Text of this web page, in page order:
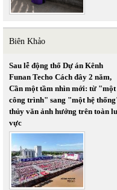
Biên Khảo
Sau lễ động thổ Dự án Kênh
Funan Techo Cách đây 2 năm,
Cần một tầm nhìn mới: từ "một
công trình" sang "một hệ
thủy văn ảnh hưởng trên toàn
vực